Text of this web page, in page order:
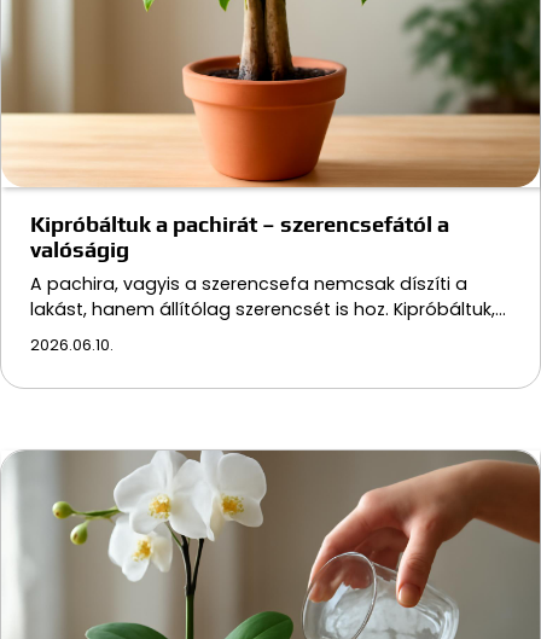
Kipróbáltuk a pachirát – szerencsefától a
valóságig
A pachira, vagyis a szerencsefa nemcsak díszíti a
lakást, hanem állítólag szerencsét is hoz. Kipróbáltuk,…
2026.06.10.